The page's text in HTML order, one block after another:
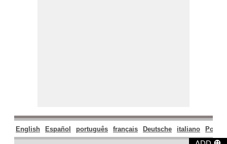
English Español português français Deutsche italiano